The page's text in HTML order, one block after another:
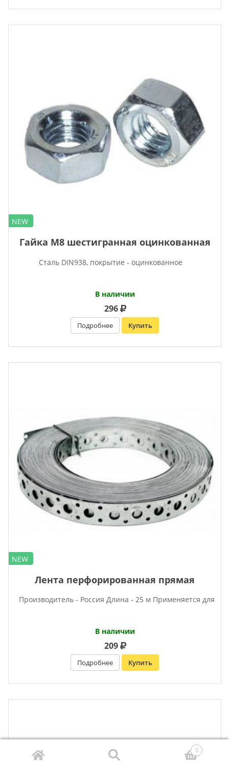
NEW
Гайка М8 шестигранная оцинкованная
Сталь DIN938, покрытие - оцинкованное
В наличии
296
Подробнее Купить
NEW
Лента перфорированная прямая
Производитель - Россия Длина - 25 м Применяется для
В наличии
209
Подробнее Купить
0